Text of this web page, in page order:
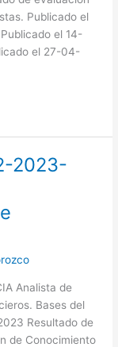
Publicado el
el 14-
el 27-04-
2023-
Analista de
Bases del
Resultado de
de Conocimiento